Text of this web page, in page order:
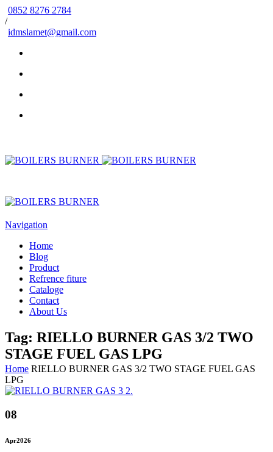
0852 8276 2784
/
idmslamet@gmail.com
Navigation
Home
Blog
Product
Refrence fiture
Cataloge
Contact
About Us
Tag: RIELLO BURNER GAS 3/2 TWO
STAGE FUEL GAS LPG
Home RIELLO BURNER GAS 3/2 TWO STAGE FUEL GAS
LPG
08
Apr2026